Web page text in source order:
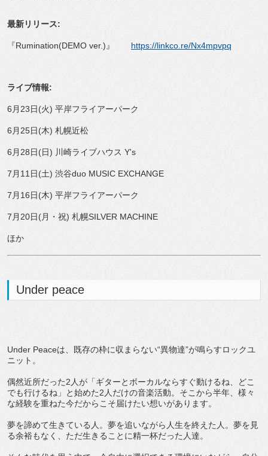
最新リリース:
『Rumination(DEMO ver.)』 https://linkco.re/Nx4mpvpq
ライブ情報:
6月23日(火) 平岸フライアーパーク
6月25日(木) 札幌近松
6月28日(日) 川崎ライブハウス Y's
7月11日(土) 渋谷duo MUSIC EXCHANGE
7月16日(木) 平岸フライアーパーク
7月20日(月・祝) 札幌SILVER MACHINE
ほか
Under peace
Under Peaceは、既存の枠に収まらない“異物達”が鳴らすロックユ
ニット。
偶然近所だった2人が「ギターとボーカルならすぐ動けるね、どこ
でも行けるね」と始めた2人だけの音楽活動。そこから半年、様々
な経験を重ねた今だからこそ届けたい想いがあります。
夢を諦めて生きている人。夢を追いながら人生を終えた人。夢を見
る余裕もなく、ただ生きることに精一杯だった人達。